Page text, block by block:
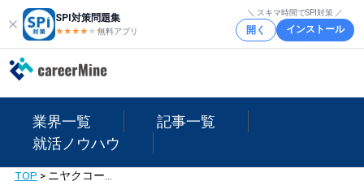
SPI対策問題集
★★★★ ★★
無料アプリ
＼ スキマ時間でSPI対策 ／
開く インストール
業界一覧
記事一覧
就活ノウハウ
TOP >